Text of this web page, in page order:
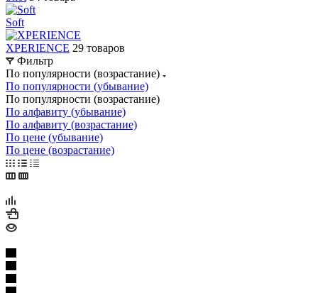
Soft
XPERIENCE 29 товаров
Фильтр
По популярности (возрастание)
По популярности (убывание)
По популярности (возрастание)
По алфавиту (убывание)
По алфавиту (возрастание)
По цене (убывание)
По цене (возрастание)